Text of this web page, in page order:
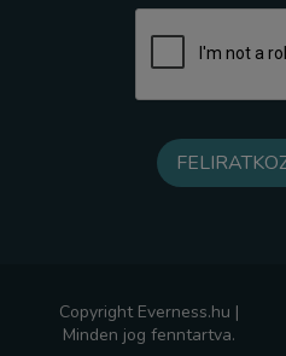
Copyright Everness.hu |
Minden jog fenntartva.